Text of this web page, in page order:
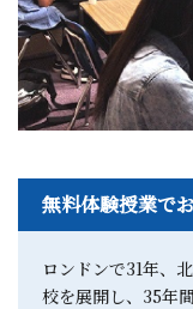
無料体験授業で
ロンドンで31年、
校を展開し、35年